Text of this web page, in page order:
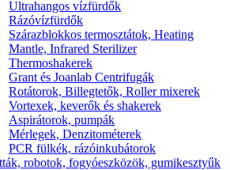
Ultrahangos vízfürdők
Rázóvízfürdők
Szárazblokkos termosztátok, Heating
Mantle, Infrared Sterilizer
Thermoshakerek
Grant és Joanlab Centrifugák
Rotátorok, Billegtetők, Roller mixerek
Vortexek, keverők és shakerek
Aspirátorok, pumpák
Mérlegek, Denzitométerek
PCR fülkék, rázóinkubátorok
robotok, fogyóeszközök, gumikesztyűk